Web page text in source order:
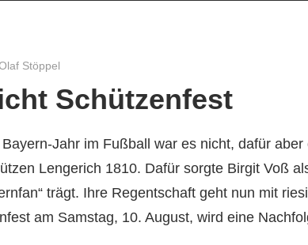
Stöppel
Schützenfest
Jahr im Fußball war es nicht, dafür
Lengerich 1810. Dafür sorgte Birgit Voß
trägt. Ihre Regentschaft geht nun mit
am Samstag, 10. August, wird eine